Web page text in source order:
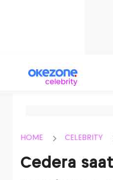
HOME CELEBRITY
Cedera